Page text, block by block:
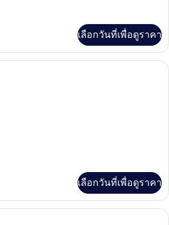
เลือกวันที่เพื่อดูราคา
เลือกวันที่เพื่อดูราคา